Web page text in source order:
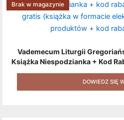
Vademecum Liturgii
Książka Niespodzianka + Kod
+ Gratis (książka W Formacie
Produktów + Kod
Brak w magazynie
DOWIEDZ SIĘ